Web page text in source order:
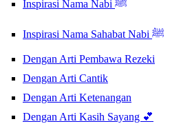
Inspirasi Nama Nabi ﷺ
Inspirasi Nama Sahabat Nabi ﷺ
Dengan Arti Pembawa Rezeki
Dengan Arti Cantik
Dengan Arti Ketenangan
Dengan Arti Kasih Sayang 💕